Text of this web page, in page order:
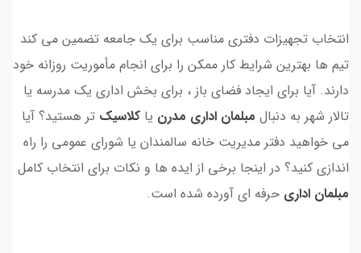
انتخاب تجهیزات دفتری مناسب برای یک جامعه تضمین می کند
تیم ها بهترین شرایط کار ممکن را برای انجام مأموریت روزانه خود
دارند. آیا برای ایجاد فضای باز ، برای بخش اداری یک مدرسه یا
تالار شهر به دنبال مبلمان اداری مدرن یا کلاسیک تر هستید؟ آیا
می خواهید دفتر مدیریت خانه سالمندان یا شورای عمومی را راه
اندازی کنید؟ در اینجا برخی از ایده ها و نکات برای انتخاب کامل
مبلمان اداری حرفه ای آورده شده است.